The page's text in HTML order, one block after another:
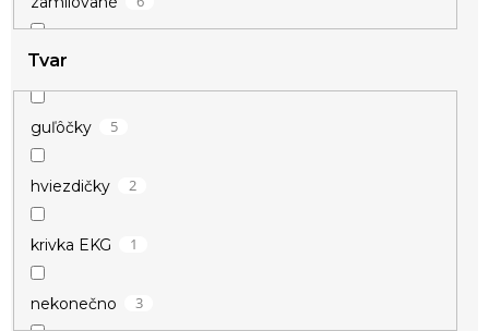
zvieracie
Tvar
guľôčky 5
hviezdičky 2
krivka EKG 1
nekonečno 3